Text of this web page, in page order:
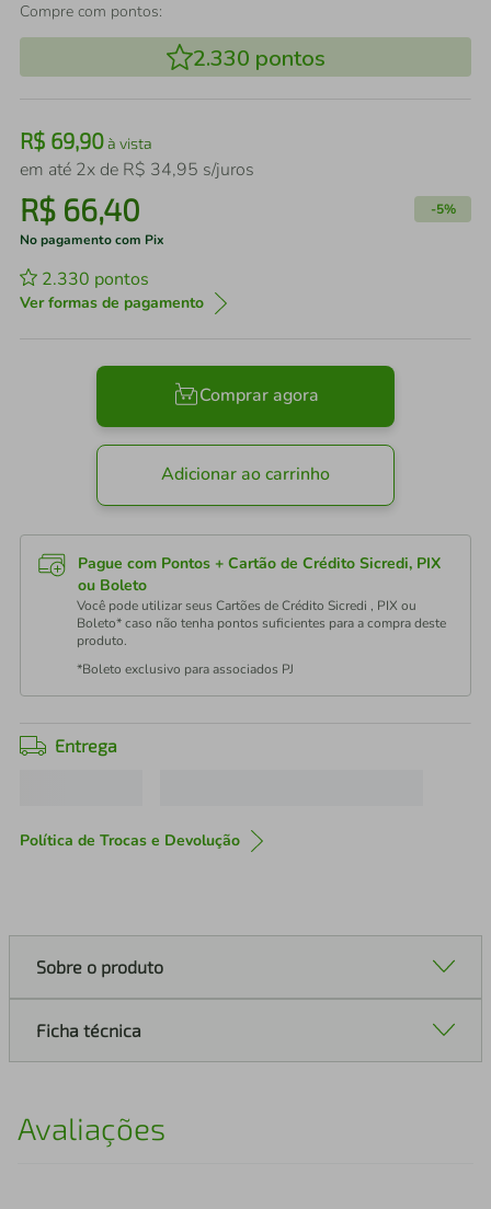
Compre com pontos:
2.330 pontos
R$ 69,90à vista
em até 2x de R$ 34,95 s/juros
R$ 66,40 -5%
No pagamento com Pix
2.330 pontos
Ver formas de pagamento
Comprar agora
Adicionar ao carrinho
Pague com Pontos + Cartão de Crédito Sicredi, PIX
ou Boleto
Você pode utilizar seus Cartões de Crédito Sicredi , PIX ou
Boleto* caso não tenha pontos suficientes para a compra deste
produto.
*Boleto exclusivo para associados PJ
Entrega
Política de Trocas e Devolução
Sobre o produto
Ficha técnica
Avaliações